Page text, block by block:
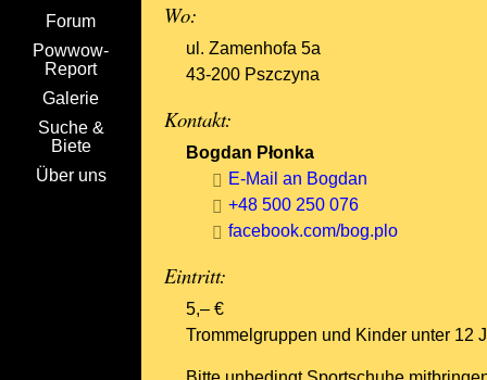
Forum
Powwow-
Report
Galerie
Suche &
Biete
Über uns
Wo:
ul. Zamenhofa 5a
43-200 Pszczyna
Kontakt:
Bogdan Płonka
E-Mail an Bogdan
+48 500 250 076
facebook.com/bog.plo
Eintritt:
5,– €
Trommelgruppen und Kinder unter 12